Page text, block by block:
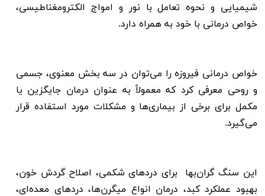
شیمیایی و نحوه تعامل با نور و امواج الکترومغناطیسی،
خواص درمانی با خود به همراه دارد.
خواص درمانی فیروزه را می‌توان در سه بخش معنوی، جسمی
و روحی معرفی کرد که معمولاً به عنوان درمان جایگزین یا
مکمل برای برخی از بیماری‌ها و مشکلات مورد استفاده قرار
می‌گیرد.
این سنگ گران‌بها برای دردهای شکمی، اصلاح گردش خون،
بهبود عملکرد کبد، درمان انواع میگرن‌ها، دردهای معده‌ای،